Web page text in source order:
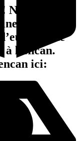
Nous avons
Prenez le
afin de
l’encan.
ici: